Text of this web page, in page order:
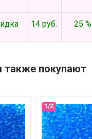
14 руб. 25 %
также покупают